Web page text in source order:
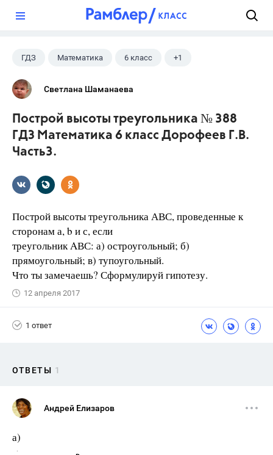
ГДЗ Математика 6 класс +1
Дорофеев Г. В.
Светлана Шаманаева
Построй высоты треугольника № 388
ГДЗ Математика 6 класс Дорофеев Г.В.
Часть3.
Построй высоты треугольника АВС, проведенные к
сторонам а, b и с, если
треугольник AВС: а) остроугольный; б)
прямоугольный; в) тупоугольный.
Что ты замечаешь? Сформулируй гипотезу.
12 апреля 2017
1 ответ
ОТВЕТЫ 1
Андрей Елизаров
а)